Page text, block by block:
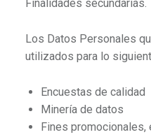
Finalidades secundarias.
Los Datos Personales
utilizados para lo
Encuestas de calidad
Minería de datos
Fines